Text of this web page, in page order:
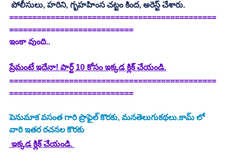
పోలీసులు, హరిని, గృహహింస చట్టం కింద, అరెస్ట్ చేశారు.
=============================================
===========================
ఇంకా వుంది..
ప్రేమంటే ఇదేనా! పార్ట్ 10 కోసం ఇక్కడ క్లిక్ చేయండి.
=============================================
===========================
పెనుమాక వసంత గారి ప్రొఫైల్ కొరకు, మనతెలుగుకథలు.కామ్ లో
వారి ఇతర రచనల కొరకు
ఇక్కడ క్లిక్ చేయండి.